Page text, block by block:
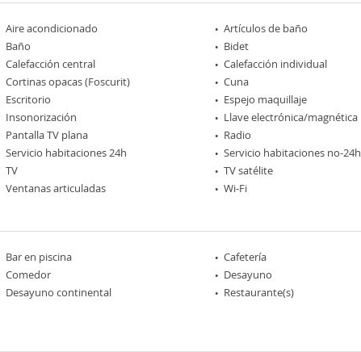
Aire acondicionado
Artículos de baño
Baño
Bidet
Calefacción central
Calefacción individual
Cortinas opacas (Foscurit)
Cuna
Escritorio
Espejo maquillaje
Insonorización
Llave electrónica/magnética
Pantalla TV plana
Radio
Servicio habitaciones 24h
Servicio habitaciones no-24h
TV
TV satélite
Ventanas articuladas
Wi-Fi
Bar en piscina
Cafetería
Comedor
Desayuno
Desayuno continental
Restaurante(s)